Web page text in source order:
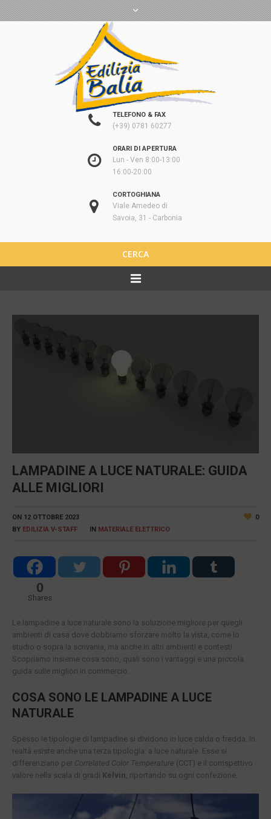
TELEFONO & FAX
(+39) 0781 60277
ORARI DI APERTURA
Lun - Ven 8:00-13:00
16:00-20:00
CORTOGHIANA
Viale Amedeo di
Savoia, 31 - Carbonia
CERCA
LAMPADINE A LUCE NATURALE: GUIDA
ALLE MIGLIORI
0
ON 12 OTTOBRE 2023
BY EDILIZIA V-STAFF IN MATERIALE ELETTRICO
0
Shares
Le lampadine a luce naturale sono la soluzione migliore per quegli
ambienti di casa dove dobbiamo sforzare molto la vista, come lo
studio o sopra la scrivania, ma anche in altri ambienti e contesti.
Scopriamo insieme cosa sono, quali sono i vantaggi e una piccola
guida sulle migliori in commercio.
COSA SONO LE LAMPADINE A LUCE
NATURALE
Spesso le tipologie di lampadine si dividono in luce calda o fredda. In
realtà esiste anche una terza tipologia: a luce naturale. Esse si
differenziano per Correlated Color Temperature (CCT) e il corrispettivo
valore nella scala di gradi Kelvin, riportando su ogni confezione.